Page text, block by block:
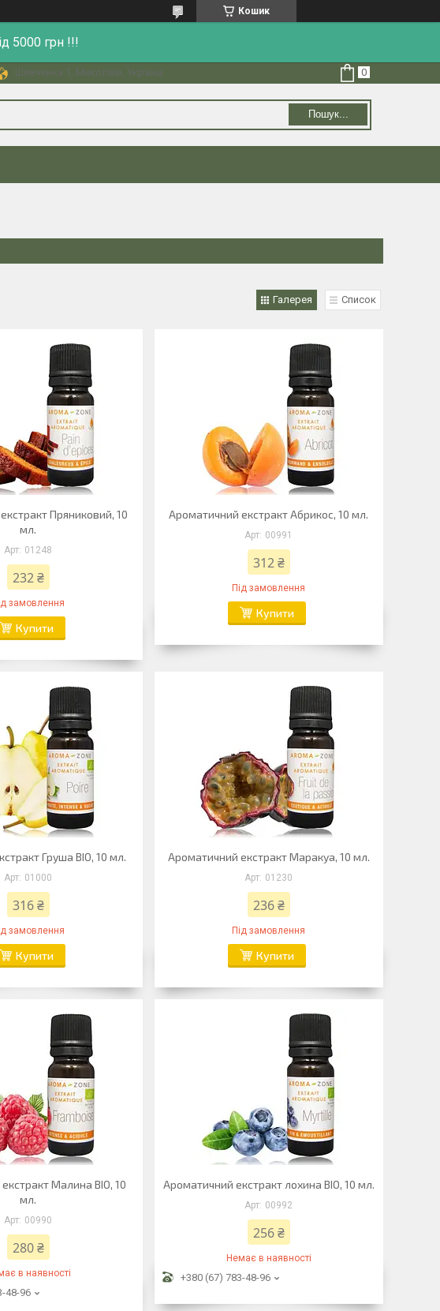
Кошик
5000 грн !!!
Шевченка 1, Миколаїв, Україна
Пошук...
Галерея Список
Пряниковий, 10
мл.
01248
232 ₴
замовлення
Купити
Ароматичний екстракт Абрикос, 10 мл.
00991
312 ₴
Під замовлення
Купити
Груша BIO, 10 мл.
01000
316 ₴
замовлення
Купити
Ароматичний екстракт Маракуа, 10 мл.
01230
236 ₴
Під замовлення
Купити
Малина BIO, 10
мл.
00990
280 ₴
в наявності
48-96
Ароматичний екстракт лохина BIO, 10 мл.
00992
256 ₴
Немає в наявності
+380 (67) 783-48-96